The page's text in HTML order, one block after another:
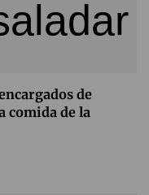
de
comida de la